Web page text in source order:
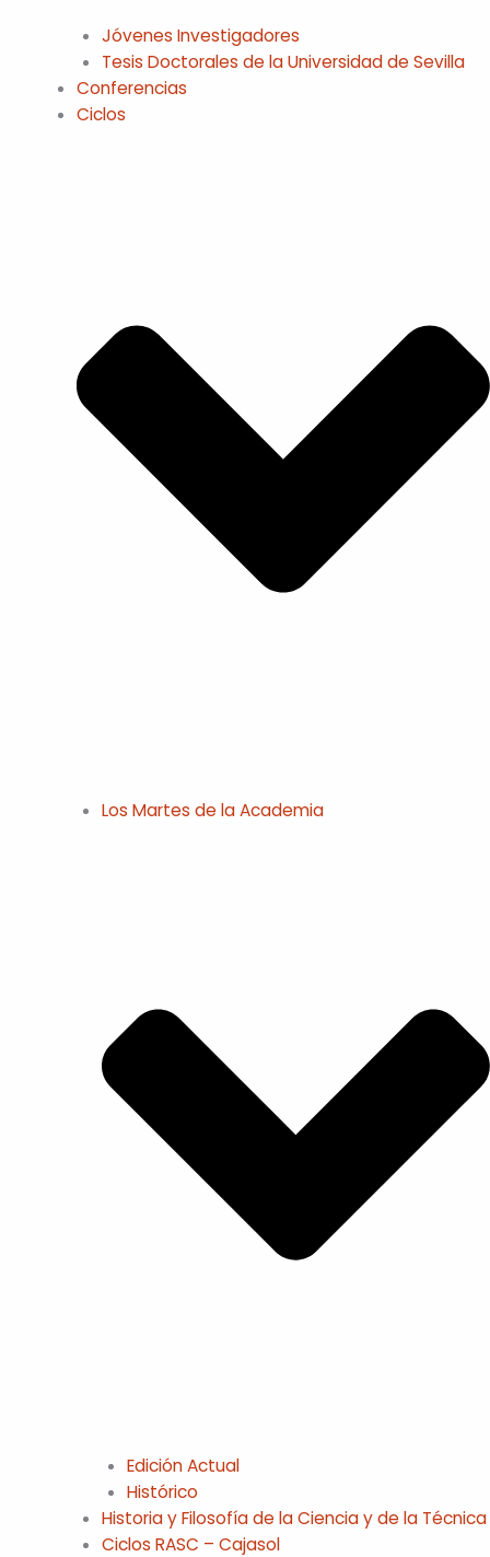
Jóvenes Investigadores
Tesis Doctorales de la Universidad de Sevilla
Conferencias
Ciclos
Los Martes de la Academia
Edición Actual
Histórico
Historia y Filosofía de la Ciencia y de la Técnica
Ciclos RASC – Cajasol